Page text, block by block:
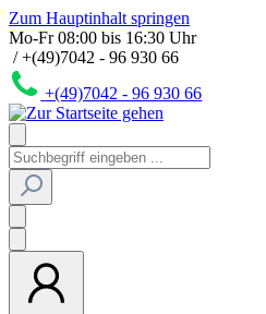
Zum Hauptinhalt springen
Mo-Fr 08:00 bis 16:30 Uhr
/ +(49)7042 - 96 930 66
+(49)7042 - 96 930 66